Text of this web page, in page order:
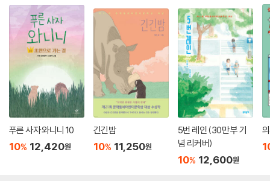
모두 아는 것처럼, 진정한 전쟁의 기술은 아무도 다치지 않고 단 한 번의 상
처도 없이 승리하는 것이랍니다. 과연 마지막에 웃는 승자는 누구일까요?
뉴욕타임스 베스트셀러 작가 맥 바넷과 조리 존 콤비가 선사하는 『못 말리
는 녀석 둘』 그 세 번째 이야기. 웃음 속에 숨어 있는 두 소년의 우정과 성장
이야기를 함께 만나보세요!
니다. 조리 존의 유머러스한 삽화는 시각적 스토리텔링으로 팬들을 끌어들
일 뿐만 아니라 독자들에게 책에 더 쉽게 접근할 수 있게 해줍니다.“
- 스쿨 라이브러리 저널
"풍부한 유머, 기발한 캐릭터, 환상적이고 과장된 장난기가 가득한 이 재미
있고 즐거운 책은 특히 윔피 키드를 좋아하는 팬들에게 어필할 것입니다.“
는 농담으로 이야기를 채웠습니다."
- 퍼블리셔스 위클리
푸른 사자 와니니 10
10% 12,420원
긴긴밤
10% 11,250원
5번 레인 (30만 부 기
념 리커버)
10% 12,600원